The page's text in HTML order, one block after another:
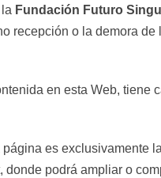
Fundación Futuro
recepción o la demora
en esta Web, tiene
es exclusivamente
podrá ampliar o